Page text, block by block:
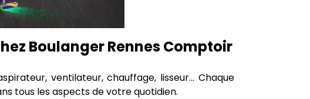
Boulanger Rennes Comptoir
ventilateur, chauffage, lisseur... Chaque
tous les aspects de votre quotidien.